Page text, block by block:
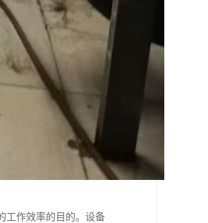
工作效率的目的。设备